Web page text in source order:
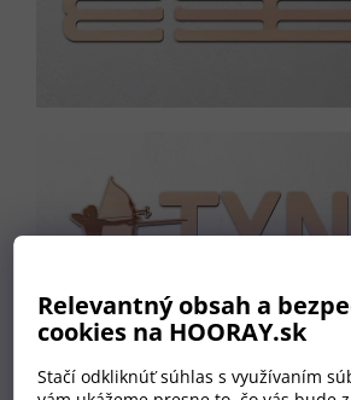
Relevantný obsah a
cookies na HOORAY.sk
Stačí odkliknúť súhlas s využívaním